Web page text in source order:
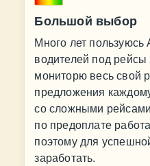
Большой выбор
Много лет
водителей под
мониторю весь свой
предложения
со сложными рейсами
по предоплате
поэтому для
заработать.